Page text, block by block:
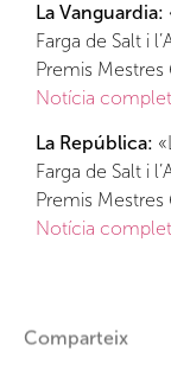
La Vanguardia:
Farga de Salt i
Premis
Notícia
La República:
Farga de Salt i
Premis
Notícia
Comparteix